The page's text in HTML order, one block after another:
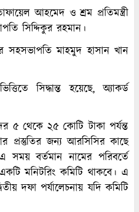
আহমেদ ও শ্রম প্রতিমন্ত্রী
সিদ্দিকুর রহমান।
সহসভাপতি মাহমুদ হাসান খান
সিদ্ধান্ত হয়েছে, অ্যাকর্ড
৫ থেকে ২৫ কোটি টাকা পর্যন্ত
প্রস্তুতির জন্য আরসিসির কাছে
সময় বর্তমান নামের পরিবর্তে
মনিটরিং কমিটি থাকবে। এ
দফা পর্যালেচনায় যদি কমিটি